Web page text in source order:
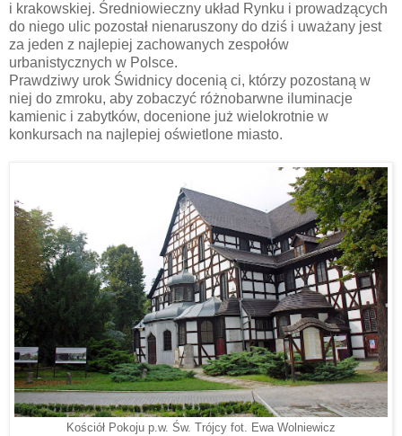
i krakowskiej. Średniowieczny układ Rynku i prowadzących
do niego ulic pozostał nienaruszony do dziś i uważany jest
za jeden z najlepiej zachowanych zespołów
urbanistycznych w Polsce.
Prawdziwy urok Świdnicy docenią ci, którzy pozostaną w
niej do zmroku, aby zobaczyć różnobarwne iluminacje
kamienic i zabytków, docenione już wielokrotnie w
konkursach na najlepiej oświetlone miasto.
Kościół Pokoju p.w. Św. Trójcy fot. Ewa Wolniewicz